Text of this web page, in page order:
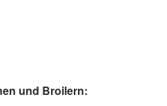
und Broilern: